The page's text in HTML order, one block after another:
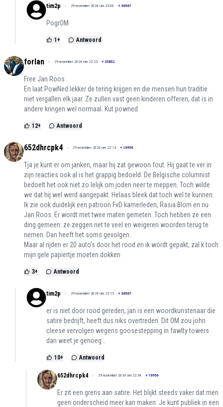
tim2p 29 november 2024 om 23:06 + 36567
PogrOM
1+ Antwoord
forlan 29 november 2024 om 22:23 + 35852
Free Jan Roos .
En laat PowNed lekker de tering krijgen en die mensen hun traditie
niet vergallen elk jaar. Ze zullen vast geen kinderen offeren, dat is in
andere kringen wel normaal. Kut powned
12+ Antwoord
652dhrcpk4 29 november 2024 om 22:13 + 16956
Tja je kunt er om janken, maar hij zat gewoon fout. Hij gaat te ver in
zijn reacties ook al is het grappig bedoeld. De Belgische columnist
bedoelt het ook niet zo lelijk om joden neer te meppen. Toch wilde
we dat hij wel werd aangepakt. Helaas bleek dat toch wel te kunnen.
Ik zie ook duidelijk een patroon FvD kamerleden, Rasia Blom en nu
Jan Roos. Er wordt met twee maten gemeten. Toch hebben ze een
ding gemeen: ze zeggen net te veel en weigeren woorden terug te
nemen. Dan heeft het soms gevolgen.
Maar al rijden er 20 auto’s door het rood en ik wordt gepakt, zal k toch
mijn gele papiertje moeten dokken
3+ Antwoord
tim2p 29 november 2024 om 22:15 + 36567
er is niet door rood gereden, jan is een woordkunstenaar die
satire bedrijft, heeft dus niks overtreden. Dit OM zou john
cleese vervolgen wegens goosestepping in fawlty towers
dan weet je genoeg…
10+ Antwoord
652dhrcpk4 29 november 2024 om 22:34 + 16956
Er zit een grens aan satire. Het blijkt steeds vaker dat men
geen onderscheid meer kan maken. Je kunt publiek in een